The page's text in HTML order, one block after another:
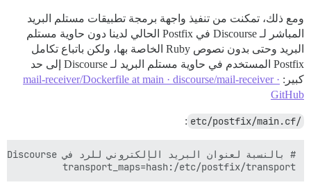
ومع ذلك، تمكنت من تنفيذ واجهة برمجة تطبيقات مستلم البريد
المباشر لـ Discourse في Postfix الحالي لدينا دون حاوية مستلم
البريد وحتى بدون نصوص Ruby الخاصة بها، ولكن باتباع تكامل
Postfix المستخدم في حاوية مستلم البريد لـ Discourse إلى حد
كبير: mail-receiver/Dockerfile at main · discourse/mail-receiver ·
GitHub
/etc/postfix/main.cf
:
transport_maps=hash:/etc/postfix/transport